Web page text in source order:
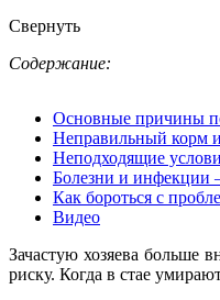
Свернуть
Содержание:
Основные причины
Неправильный корм
Неподходящие
Болезни и инфекции
Как бороться с
Видео
Зачастую хозяева больше
риску. Когда в стае